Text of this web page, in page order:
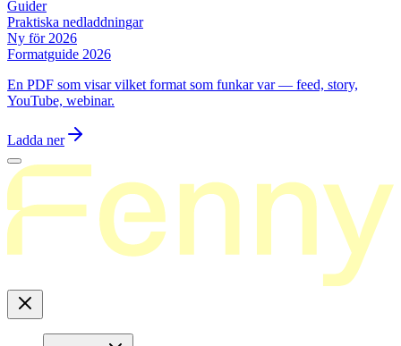
Guider
Praktiska nedladdningar
Ny för 2026
Formatguide 2026
En PDF som visar vilket format som funkar var — feed, story,
YouTube, webinar.
Ladda ner